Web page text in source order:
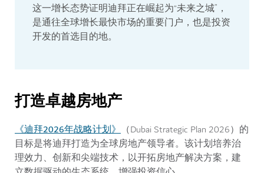
这一增长态势证明迪拜正在崛起为“未来之城”，
是通往全球增长最快市场的重要门户，也是投资
开发的首选目的地。
打造卓越房地产
《迪拜2026年战略计划》 （Dubai Strategic Plan 2026）的
目标是将迪拜打造为全球房地产领导者。该计划培养治
理效力、创新和尖端技术，以开拓房地产解决方案，建